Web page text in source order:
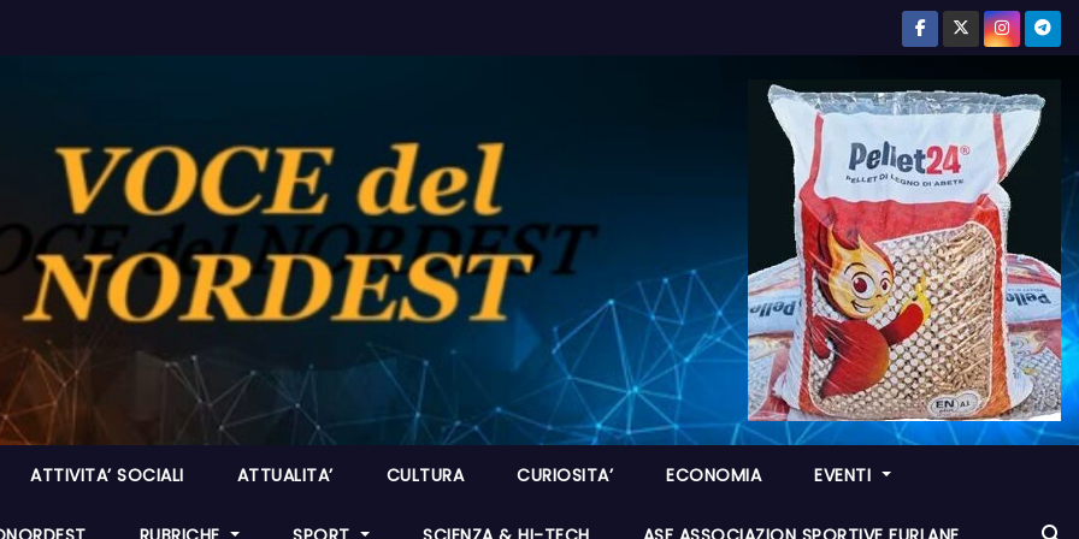
ATTIVITA’ SOCIALI ATTUALITA’ CULTURA CURIOSITA’ ECONOMIA EVENTI